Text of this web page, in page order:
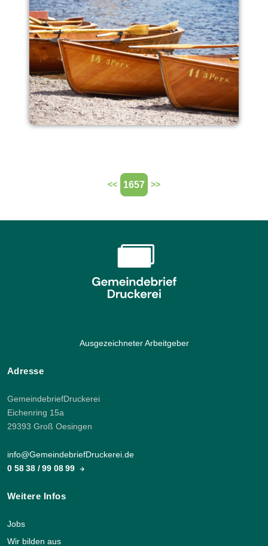
<< 1657 >>
Ausgezeichneter Arbeitgeber
Adresse
GemeindebriefDruckerei
Eichenring 15a
29393 Groß Oesingen
info@GemeindebriefDruckerei.de
0 58 38 / 99 08 99
Weitere Infos
Jobs
Wir bilden aus